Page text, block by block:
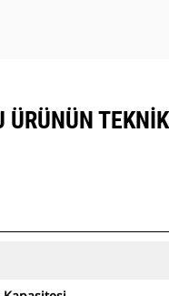
ÜRÜNÜN